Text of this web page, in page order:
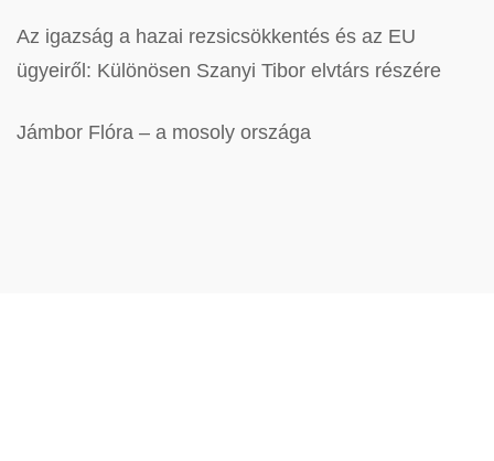
Az igazság a hazai rezsicsökkentés és az EU
ügyeiről: Különösen Szanyi Tibor elvtárs részére
Jámbor Flóra – a mosoly országa